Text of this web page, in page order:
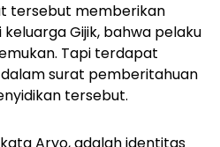
tersebut memberikan
Gijik, bahwa pelaku
Tapi terdapat
surat pemberitahuan
tersebut.